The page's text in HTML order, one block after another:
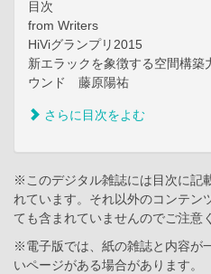
目次
from Writers
HiViグランプリ2015
新エラックを象徴する空間構築
ウンド 藤原陽祐
さらに目次をよむ
※このデジタル雑誌には目次に記
れています。それ以外のコンテン
ても含まれていませんのでご注意
※電子版では、紙の雑誌と内容が
いページがある場合があります。